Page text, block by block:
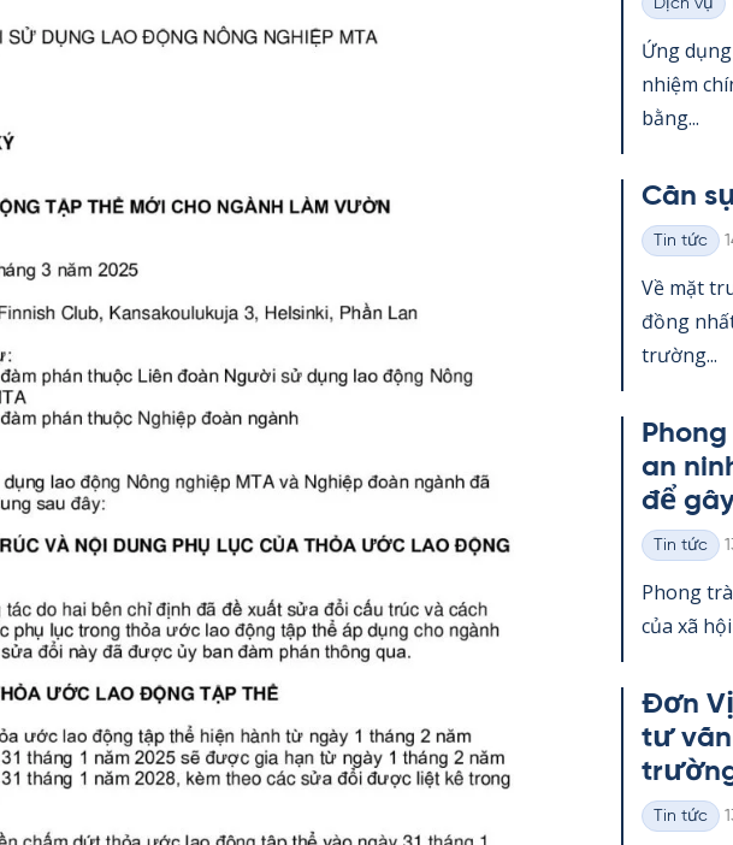
Thể
loại
Dịch vụ
Ứng
nhiệm
bằng...
Cần
Thể
loại
Tin tức
Về mặt
đồng
trường...
an
để
Thể
loại
Tin tức
Phong
của xã
Đơn
tư vấn
Thể
Tin tức